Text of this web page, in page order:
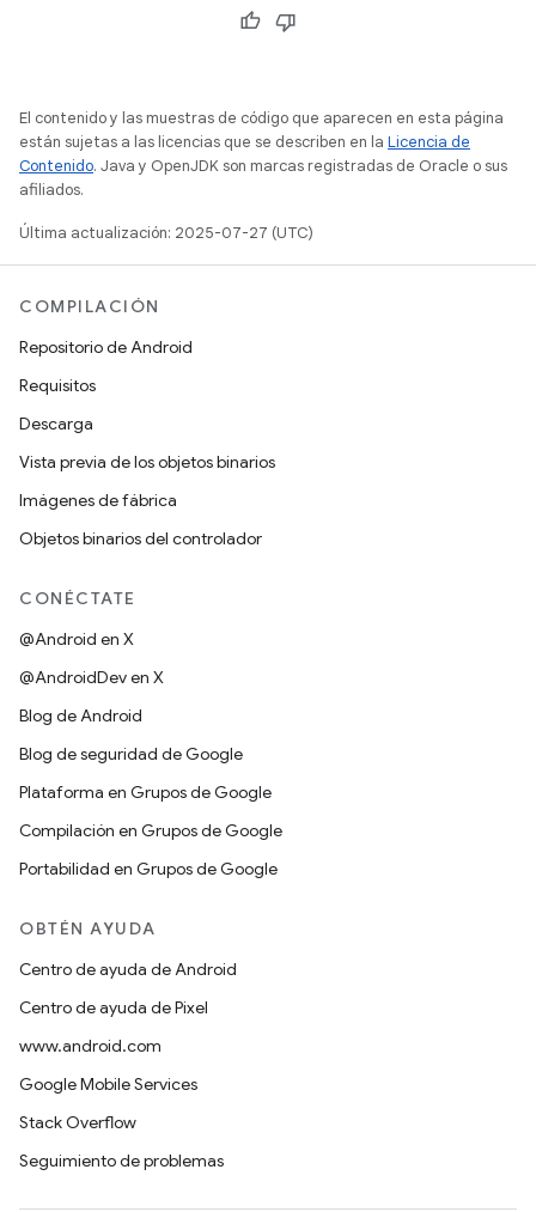
El contenido y las muestras de código que aparecen en esta página
están sujetas a las licencias que se describen en la Licencia de
Contenido. Java y OpenJDK son marcas registradas de Oracle o sus
afiliados.
Última actualización: 2025-07-27 (UTC)
COMPILACIÓN
Repositorio de Android
Requisitos
Descarga
Vista previa de los objetos binarios
Imágenes de fábrica
Objetos binarios del controlador
CONÉCTATE
@Android en X
@AndroidDev en X
Blog de Android
Blog de seguridad de Google
Plataforma en Grupos de Google
Compilación en Grupos de Google
Portabilidad en Grupos de Google
OBTÉN AYUDA
Centro de ayuda de Android
Centro de ayuda de Pixel
www.android.com
Google Mobile Services
Stack Overflow
Seguimiento de problemas